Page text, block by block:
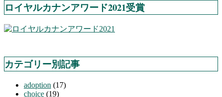
ロイヤルカナンアワード2021受賞
カテゴリー別記事
adoption (17)
choice (19)